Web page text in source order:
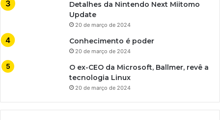
Detalhes da Nintendo Next Miitomo
Update
20 de março de 2024
Conhecimento é poder
20 de março de 2024
O ex-CEO da Microsoft, Ballmer, revê a
tecnologia Linux
20 de março de 2024